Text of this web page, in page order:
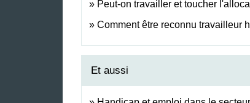
Peut-on travailler et toucher
Comment être reconnu travailleur
Et aussi